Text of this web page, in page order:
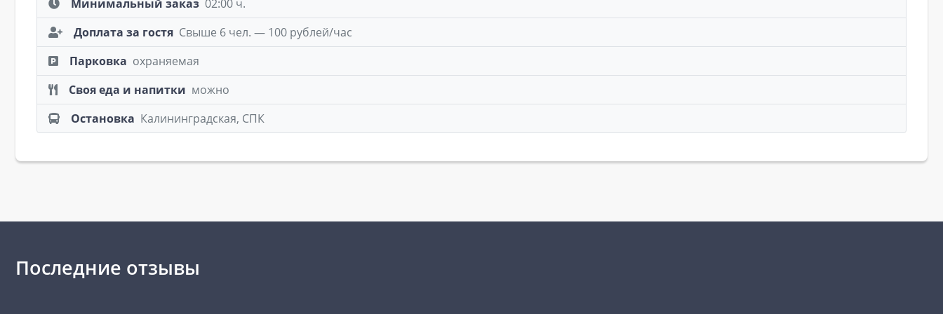
Минимальный заказ 02:00 ч.
Доплата за гостя Свыше 6 чел. — 100 рублей/час
Парковка охраняемая
Своя еда и напитки можно
Остановка Калининградская, СПК
Последние отзывы